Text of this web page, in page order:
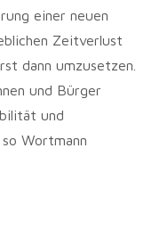
einer neuen
Zeitverlust
dann umzusetzen.
und Bürger
und
Wortmann